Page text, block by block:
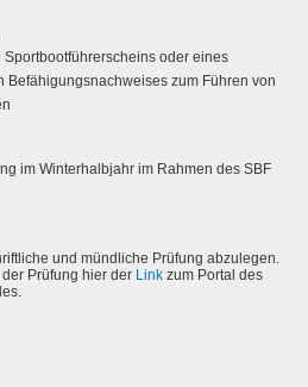
Sportbootführerscheins oder eines
Befähigungsnachweises zum Führen von
im Winterhalbjahr im Rahmen des SBF
und mündliche Prüfung abzulegen.
Prüfung hier der Link zum Portal des